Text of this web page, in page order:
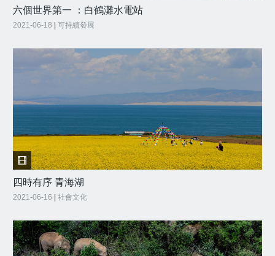
六個世界第一 ：白鶴灘水電站
2021-06-18 可持續發展
四時有序 青海湖
2021-06-16 | 社會文化